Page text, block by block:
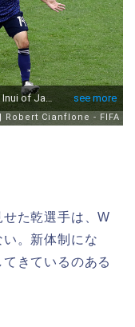
た乾選手は、W
。新体制にな
きているのある